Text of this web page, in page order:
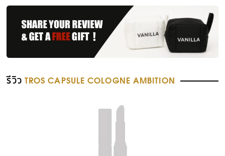
รีวิว TROS CAPSULE COLOGNE AMBITION